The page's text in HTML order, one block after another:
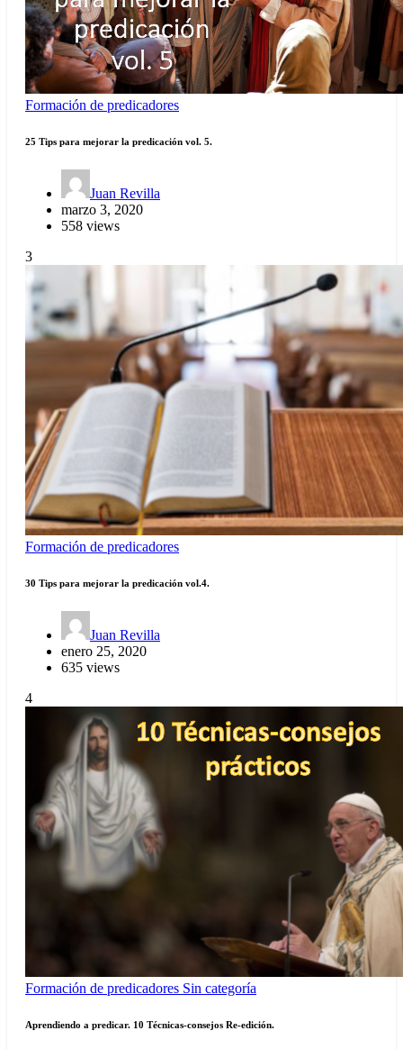
Formación de predicadores
25 Tips para mejorar la predicación vol. 5.
Juan Revilla
marzo 3, 2020
558 views
3
Formación de predicadores
30 Tips para mejorar la predicación vol.4.
Juan Revilla
enero 25, 2020
635 views
4
Formación de predicadores Sin categoría
Aprendiendo a predicar. 10 Técnicas-consejos Re-edición.